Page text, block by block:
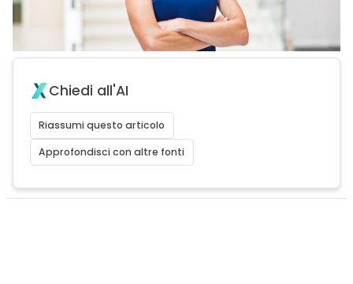
Chiedi all'AI
Riassumi questo articolo
Approfondisci con altre fonti